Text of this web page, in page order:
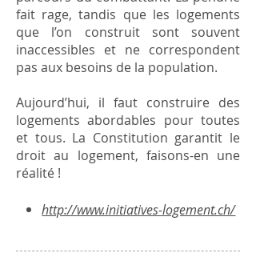
fait rage, tandis que les logements
que l’on construit sont souvent
inaccessibles et ne correspondent
pas aux besoins de la population.
Aujourd’hui, il faut construire des
logements abordables pour toutes
et tous. La Constitution garantit le
droit au logement, faisons-en une
réalité !
http://www.initiatives-logement.ch/